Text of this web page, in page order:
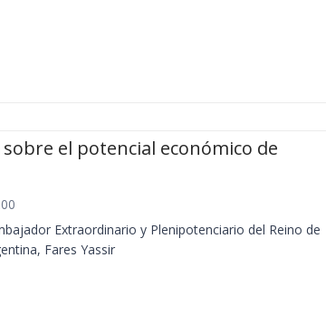
el potencial económico de
Extraordinario y Plenipotenciario del Reino de
Fares Yassir